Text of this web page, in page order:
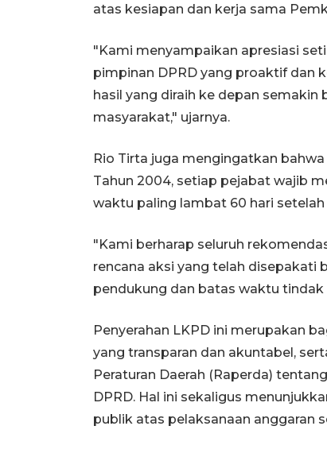
atas kesiapan dan kerja sama
"Kami menyampaikan apresiasi
pimpinan DPRD yang proaktif dan
hasil yang diraih ke depan
masyarakat," ujarnya.
Rio Tirta juga mengingatkan
Tahun 2004, setiap pejabat wajib
waktu paling lambat 60 hari
"Kami berharap seluruh
rencana aksi yang telah disepakati
pendukung dan batas waktu tindak
Penyerahan LKPD ini merupakan
yang transparan dan akuntabel,
Peraturan Daerah (Raperda)
DPRD. Hal ini sekaligus
publik atas pelaksanaan anggaran